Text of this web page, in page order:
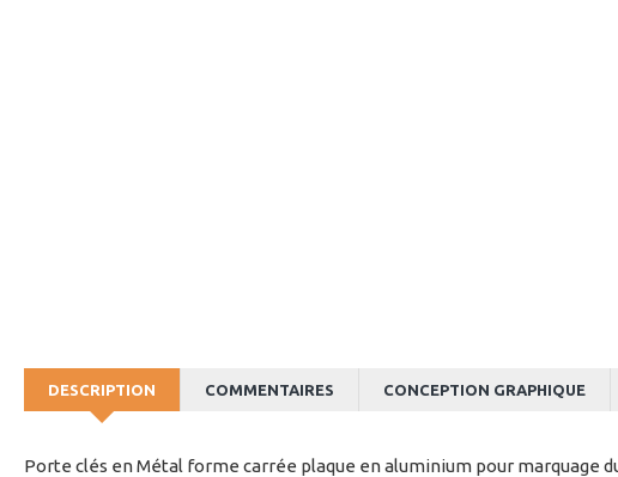
DESCRIPTION COMMENTAIRES CONCEPTION GRAPHIQUE
Porte clés en Métal forme carrée plaque en aluminium pour marquage